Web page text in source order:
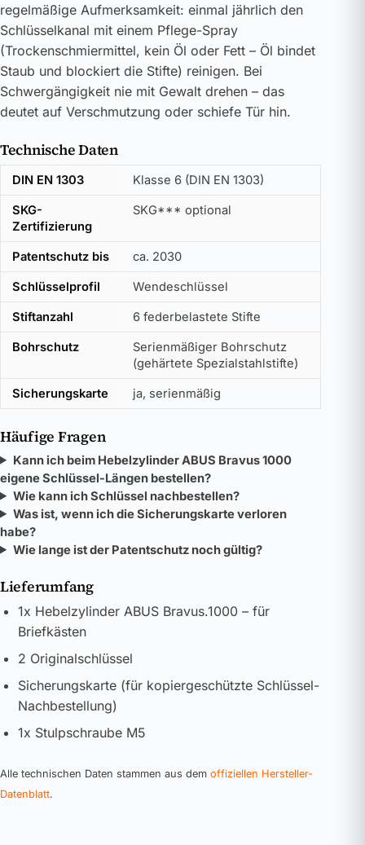
regelmäßige Aufmerksamkeit: einmal jährlich den
Schlüsselkanal mit einem Pflege-Spray
(Trockenschmiermittel, kein Öl oder Fett – Öl bindet
Staub und blockiert die Stifte) reinigen. Bei
Schwergängigkeit nie mit Gewalt drehen – das
deutet auf Verschmutzung oder schiefe Tür hin.
Technische Daten
DIN EN 1303 Klasse 6 (DIN EN 1303)
SKG-
Zertifizierung
SKG*** optional
Patentschutz bis ca. 2030
Schlüsselprofil Wendeschlüssel
Stiftanzahl 6 federbelastete Stifte
Bohrschutz
Serienmäßiger Bohrschutz
(gehärtete Spezialstahlstifte)
Sicherungskarte ja, serienmäßig
Häufige Fragen
Kann ich beim Hebelzylinder ABUS Bravus 1000
eigene Schlüssel-Längen bestellen?
Wie kann ich Schlüssel nachbestellen?
Was ist, wenn ich die Sicherungskarte verloren
habe?
Wie lange ist der Patentschutz noch gültig?
Lieferumfang
1x Hebelzylinder ABUS Bravus.1000 – für
Briefkästen
2 Originalschlüssel
Sicherungskarte (für kopiergeschützte Schlüssel-
Nachbestellung)
1x Stulpschraube M5
Alle technischen Daten stammen aus dem offiziellen Hersteller-
Datenblatt.